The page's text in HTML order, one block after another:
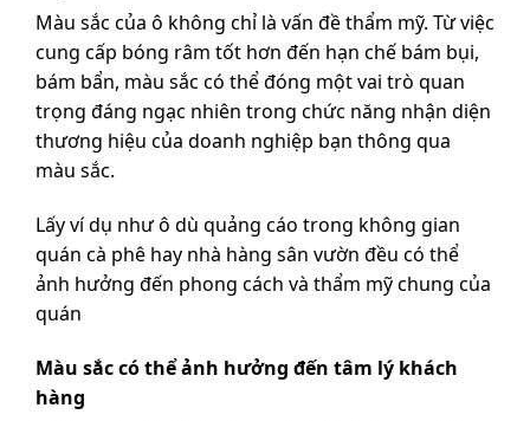
Màu sắc của ô không chỉ là vấn đề thẩm mỹ. Từ việc
cung cấp bóng râm tốt hơn đến hạn chế bám bụi,
bám bẩn, màu sắc có thể đóng một vai trò quan
trọng đáng ngạc nhiên trong chức năng nhận diện
thương hiệu của doanh nghiệp bạn thông qua
màu sắc.
Lấy ví dụ như ô dù quảng cáo trong không gian
quán cà phê hay nhà hàng sân vườn đều có thể
ảnh hưởng đến phong cách và thẩm mỹ chung của
quán
Màu sắc có thể ảnh hưởng đến tâm lý khách
hàng